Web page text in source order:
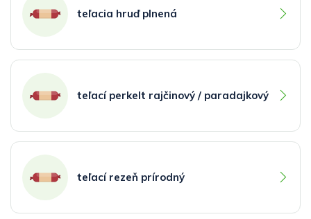
teľacia hruď plnená
teľací perkelt rajčinový / paradajkový
teľací rezeň prírodný